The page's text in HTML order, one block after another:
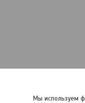
Мы используем